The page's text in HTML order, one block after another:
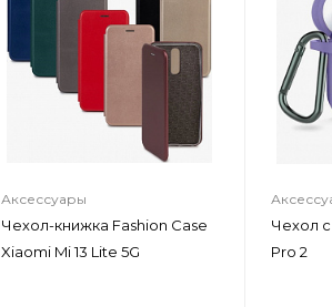
Аксессуары
Чехол-книжка Fashion Case
Xiaomi Mi 13 Lite 5G
Чехол
Pro 2